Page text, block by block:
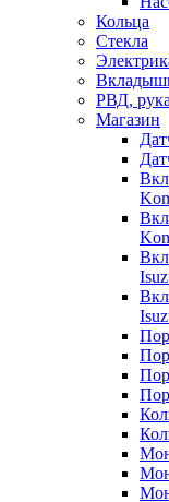
Кольца
Стекла
РВД,
Магазин